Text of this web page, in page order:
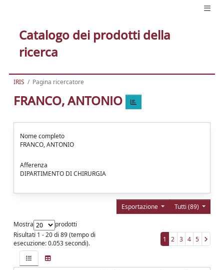
Catalogo dei prodotti della
ricerca
IRIS Pagina ricercatore
FRANCO, ANTONIO
Nome completo
FRANCO, ANTONIO
Afferenza
DIPARTIMENTO DI CHIRURGIA
Tutti (89)
Esportazione
Mostra
prodotti
Risultati 1 - 20 di 89 (tempo di
esecuzione: 0.053 secondi).
1 2 3 4 5